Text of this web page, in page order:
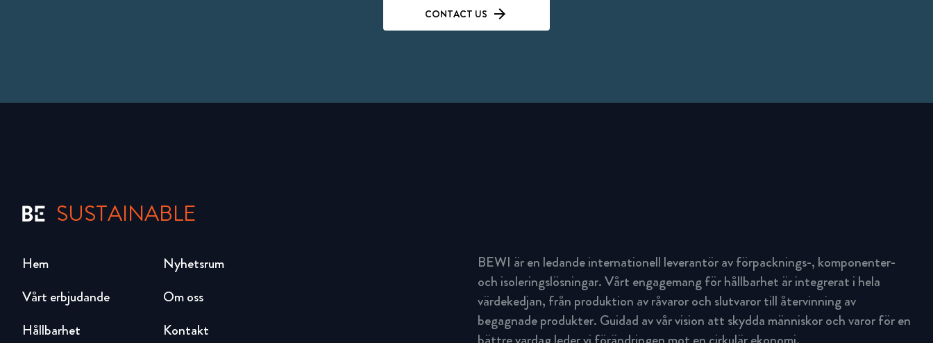
CONTACT US
SUSTAINABLE
Hem
Vårt erbjudande
Hållbarhet
Nyhetsrum
Om oss
Kontakt
BEWI är en ledande internationell leverantör av förpacknings-, komponenter-
och isoleringslösningar. Vårt engagemang för hållbarhet är integrerat i hela
värdekedjan, från produktion av råvaror och slutvaror till återvinning av
begagnade produkter. Guidad av vår vision att skydda människor och varor för en